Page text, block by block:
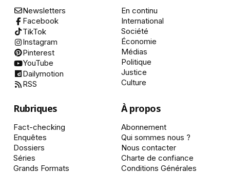
Newsletters
Facebook
TikTok
Instagram
Pinterest
YouTube
Dailymotion
RSS
En continu
International
Société
Économie
Médias
Politique
Justice
Culture
Rubriques
Fact-checking
Enquêtes
Dossiers
Séries
Grands Formats
À propos
Abonnement
Qui sommes nous ?
Nous contacter
Charte de confiance
Conditions Générales